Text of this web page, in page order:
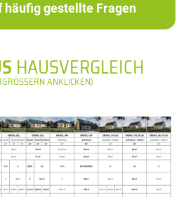
häufig gestellte Fragen
HAUSVERGLEICH
ANKLICKEN)